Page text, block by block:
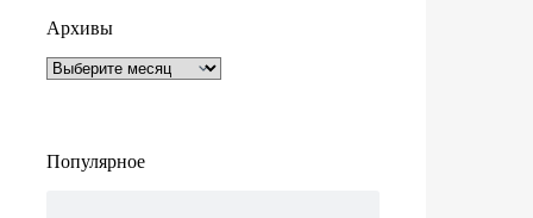
Архивы
Архивы
Популярное